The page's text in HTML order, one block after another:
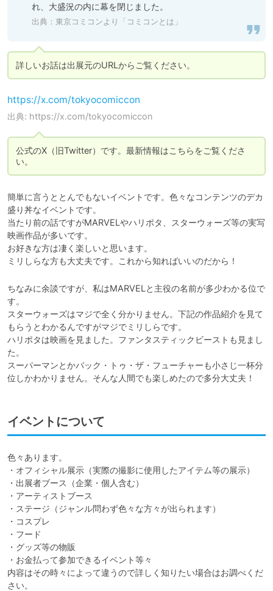
れ、大盛況の内に幕を閉じました。
出典： 東京コミコンより「コミコンとは」
https://x.com/tokyocomiccon
出典: https://x.com/tokyocomiccon
公式のX（旧Twitter）です。最新情報はこちらをご覧くださ
い。
簡単に言うととんでもないイベントです。色々なコンテンツのデカ
盛り丼なイベントです。
当たり前の話ですがMARVELやハリポタ、スターウォーズ等の実写
映画作品が多いです。
お好きな方は凄く楽しいと思います。
ちなみに余談ですが、私はMARVELと主役の名前が多少わかる位で
す。
スターウォーズはマジで全く分かりません。下記の作品紹介を見て
もらうとわかるんですがマジでミリしらです。
ハリポタは映画を見ました。ファンタスティックビーストも見まし
た。
スーパーマンとかバック・トゥ・ザ・フューチャーも小さじ一杯分
イベントについて
色々あります。
・オフィシャル展示（実際の撮影に使用したアイテム等の展示）
・出展者ブース（企業・個人含む）
・アーティストブース
・ステージ（ジャンル問わず色々な方々が出られます）
・コスプレ
・フード
・グッズ等の物販
・お金払って参加できるイベント等々
内容はその時々によって違うので詳しく知りたい場合はお調べくだ
さい。